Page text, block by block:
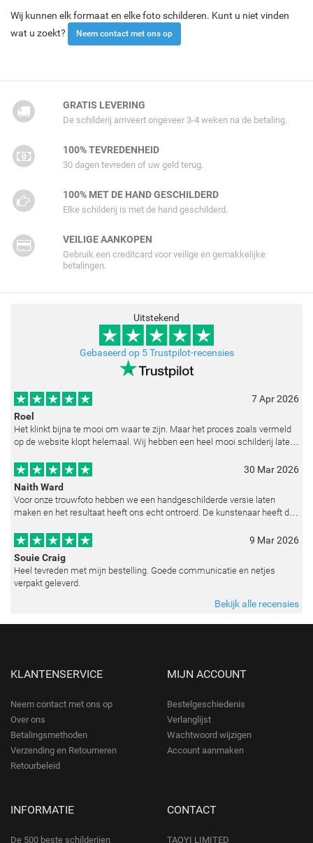
Wij kunnen elk formaat en elke foto schilderen. Kunt u niet vinden
wat u zoekt?
Neem contact met ons op
GRATIS LEVERING
De schilderij arriveert ongeveer 3-4 weken na de betaling.
100% TEVREDENHEID
30 dagen tevreden of uw geld terug.
100% MET DE HAND GESCHILDERD
Elke schilderij is met de hand geschilderd.
VEILIGE AANKOPEN
Gebruik een creditcard voor veilige en gemakkelijke
betalingen.
Uitstekend
Gebaseerd op 5 Trustpilot-recensies
7 Apr 2026
Roel
Het klinkt bijna te mooi om waar te zijn. Maar het proces zoals vermeld
op de website klopt helemaal. Wij hebben een heel mooi schilderij laten
30 Mar 2026
Naith Ward
Voor onze trouwfoto hebben we een handgeschilderde versie laten
maken en het resultaat heeft ons echt ontroerd. De kunstenaar heeft de
9 Mar 2026
Souie Craig
Heel tevreden met mijn bestelling. Goede communicatie en netjes
verpakt geleverd.
Bekijk alle recensies
KLANTENSERVICE
Neem contact met ons op
Over ons
Betalingsmethoden
Verzending en Retourneren
Retourbeleid
MIJN ACCOUNT
Bestelgeschiedenis
Verlanglijst
Wachtwoord wijzigen
Account aanmaken
INFORMATIE
De 500 beste schilderijen
CONTACT
TAOYI LIMITED